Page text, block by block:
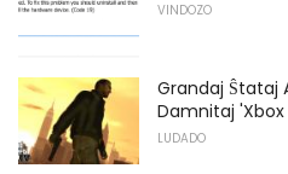
VINDOZO
Grandaj Ŝtataj
Damnitaj
LUDADO